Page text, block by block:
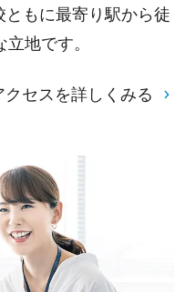
もに最寄り駅から徒
地です。
クセスを詳しくみる